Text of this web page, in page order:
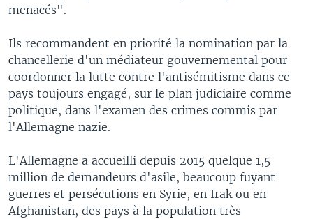
menacés".
Ils recommandent en priorité la nomination par la
chancellerie d'un médiateur gouvernemental pour
coordonner la lutte contre l'antisémitisme dans ce
pays toujours engagé, sur le plan judiciaire comme
politique, dans l'examen des crimes commis par
l'Allemagne nazie.
L'Allemagne a accueilli depuis 2015 quelque 1,5
million de demandeurs d'asile, beaucoup fuyant
guerres et persécutions en Syrie, en Irak ou en
Afghanistan, des pays à la population très